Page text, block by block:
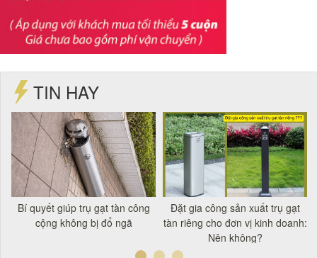
TIN HAY
Bí quyết giúp trụ gạt tàn công
cộng không bị đổ ngã
Đặt gia công sản xuất trụ gạt
tàn riêng cho đơn vị kinh doanh:
Nên không?